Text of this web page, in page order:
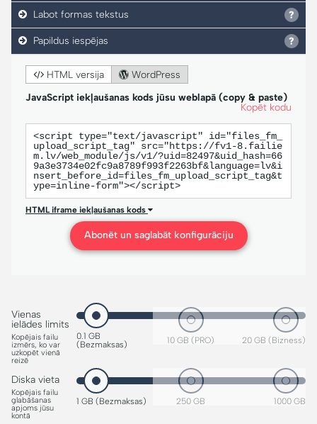
Labot formas tekstus
Papildus iespējas
HTML versija
WordPress
JavaScript iekļaušanas kods jūsu weblapā (copy & paste)
Kopēt kodu
<script type="text/javascript" id="files_fm_
upload_script_tag" src="https://fv1-8.failie
m.lv/web_module/js/v1/?uid=82497&uid_hash=66
9a3e3734e02fc9a8789f993f2263bf&language=lv&i
nsert_before_id=files_fm_upload_script_tag&t
ype=inline-form"></script>
HTML iframe iekļaušanas kods
Abonēt un saglabāt konfigurāciju
Vienas
ielādes limits
Kopējais failu
izmērs, ko var
uzkopēt vienā
reizē
0.1 GB
(Bezmaksas)
10 GB (PRO) 20 GB (Bizness)
Diska vieta
Kopējais failu
glabāšanas
apjoms jūsu
kontā
1 GB (Bezmaksas) 250 GB 1000 GB